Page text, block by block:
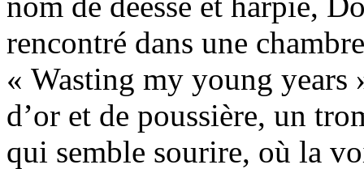
rencontré dans une
« Wasting my young
d’or et de poussière, un
qui semble sourire, où la